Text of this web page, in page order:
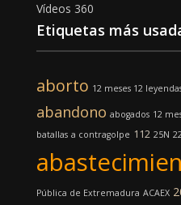
Vídeos 360
Etiquetas más
aborto 12 meses 12
abandono abogados 12
batallas a contragolpe 112 25N
Pública de Extremadura ACAEX